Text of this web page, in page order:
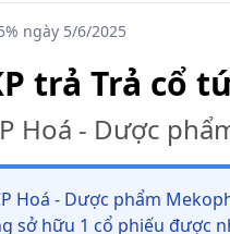
ngày 5/6/2025
trả Trả cổ
Hoá - Dược
Hoá - Dược phẩm
sở hữu 1 cổ phiếu được